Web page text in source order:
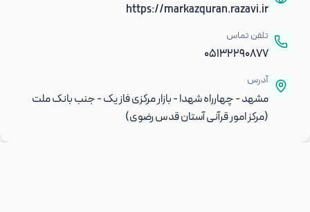
https://markazquran.razavi.ir
تلفن تماس
05132290877
آدرس
مشهد - چهارراه شهدا - بازار مرکزی فاز یک - جنب بانک ملت
(مرکز امور قرآنی آستان قدس رضوی)